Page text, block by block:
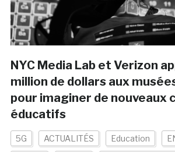
NYC Media Lab et Verizon
million de dollars aux
pour imaginer de nouveaux
éducatifs
5G ACTUALITÉS Education